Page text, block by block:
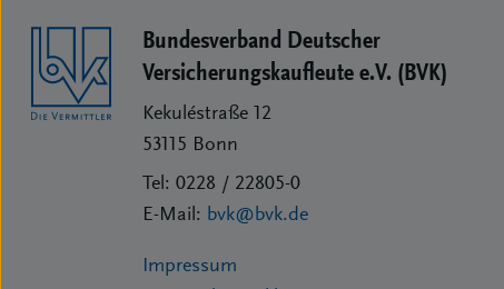
Bundesverband Deutscher
Versicherungs­kaufleute e.V. (BVK)
Kekuléstraße 12
53115 Bonn
Tel: 0228 / 22805-0
E-Mail: bvk@bvk.de
Impressum